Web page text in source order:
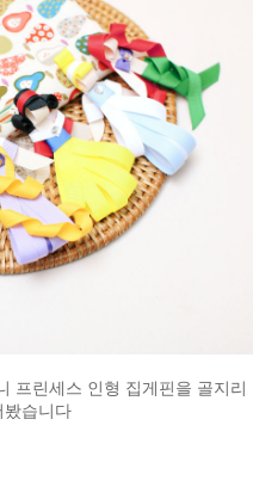
프린세스 인형 집게핀을 골지리
봤습니다